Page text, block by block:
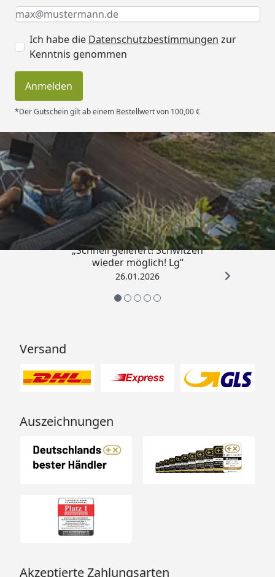
Keine Eingabe erforderlich
Eingabe erforderlich
E-Mail *
Ich habe die Datenschutzbestimmungen zur
Kenntnis genommen
Anmelden
*Der Gutschein gilt ab einem Bestellwert von 100,00 €
Trusted Shops
„Schnell geliefert! Schwitzen
wieder möglich! Lg“
26.01.2026
Versand
Auszeichnungen
Akzeptierte Zahlungsarten